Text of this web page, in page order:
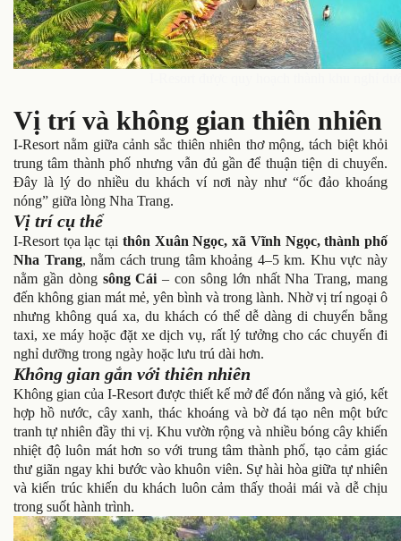
Vị trí và không gian thiên nhiên
I-Resort nằm giữa cảnh sắc thiên nhiên thơ mộng, tách biệt khỏi
trung tâm thành phố nhưng vẫn đủ gần để thuận tiện di chuyển.
Đây là lý do nhiều du khách ví nơi này như “ốc đảo khoáng
nóng” giữa lòng Nha Trang.
Vị trí cụ thể
I-Resort tọa lạc tại thôn Xuân Ngọc, xã Vĩnh Ngọc, thành phố
Nha Trang, nằm cách trung tâm khoảng 4–5 km. Khu vực này
nằm gần dòng sông Cái – con sông lớn nhất Nha Trang, mang
đến không gian mát mẻ, yên bình và trong lành. Nhờ vị trí ngoại ô
nhưng không quá xa, du khách có thể dễ dàng di chuyển bằng
taxi, xe máy hoặc đặt xe dịch vụ, rất lý tưởng cho các chuyến đi
nghỉ dưỡng trong ngày hoặc lưu trú dài hơn.
Không gian gắn với thiên nhiên
Không gian của I-Resort được thiết kế mở để đón nắng và gió, kết
hợp hồ nước, cây xanh, thác khoáng và bờ đá tạo nên một bức
tranh tự nhiên đầy thi vị. Khu vườn rộng và nhiều bóng cây khiến
nhiệt độ luôn mát hơn so với trung tâm thành phố, tạo cảm giác
thư giãn ngay khi bước vào khuôn viên. Sự hài hòa giữa tự nhiên
và kiến trúc khiến du khách luôn cảm thấy thoải mái và dễ chịu
trong suốt hành trình.